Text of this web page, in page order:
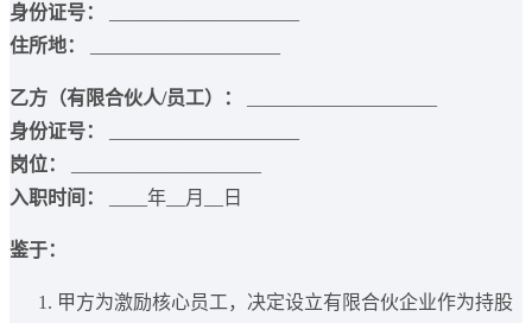
身份证号：
住所地：
乙方（有限合伙人/员工）：
身份证号：
岗位：
入职时间：
____年__月__日
鉴于：
甲方为激励核心员工，决定设立有限合伙企业作为持股